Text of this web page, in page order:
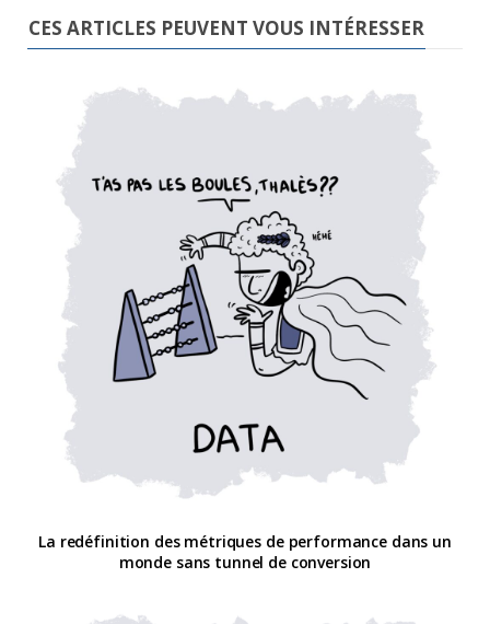
CES ARTICLES PEUVENT VOUS INTÉRESSER
La redéfinition des métriques de performance dans un
monde sans tunnel de conversion